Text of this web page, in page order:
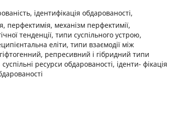
ідентифікація обдарованості,
перфектимія, механізм перфектимії,
тенденції, типи суспільного устрою,
еліти, типи взаємодії між
репресивний і гібридний типи
ресурси обдарованості, іденти- фікація